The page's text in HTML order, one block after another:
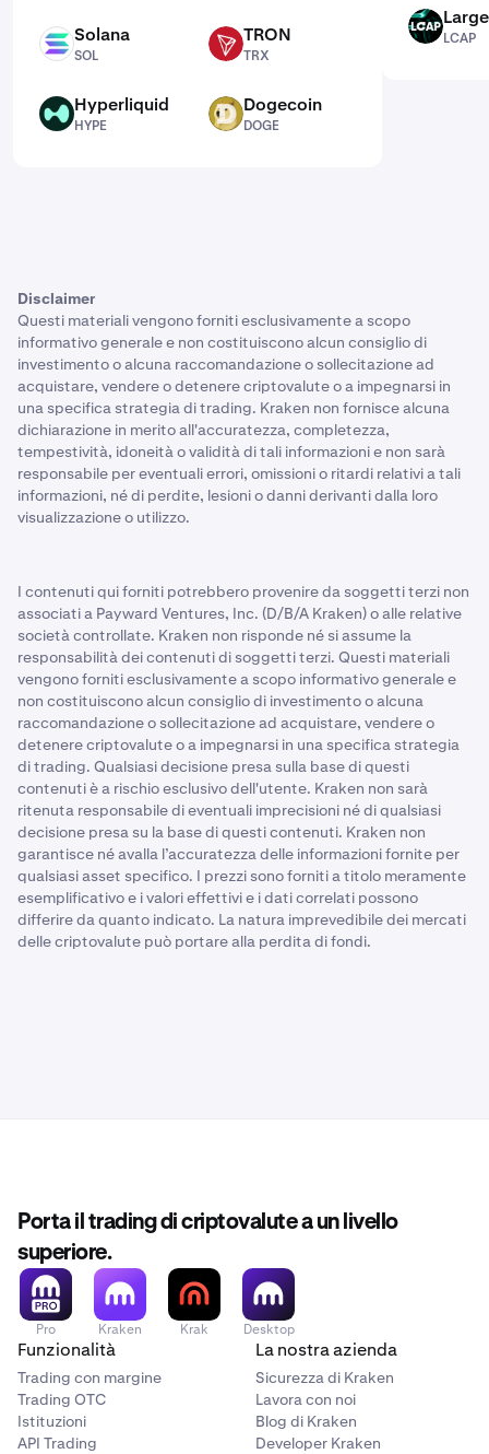
SOL Solana
SOL
TRX TRON
TRX
HYPE Hyperliquid
HYPE
DOGE Dogecoin
DOGE
LCAP
LCAP
Disclaimer
Questi materiali vengono forniti esclusivamente a scopo
informativo generale e non costituiscono alcun consiglio di
investimento o alcuna raccomandazione o sollecitazione ad
acquistare, vendere o detenere criptovalute o a impegnarsi in
una specifica strategia di trading. Kraken non fornisce alcuna
dichiarazione in merito all'accuratezza, completezza,
tempestività, idoneità o validità di tali informazioni e non sarà
responsabile per eventuali errori, omissioni o ritardi relativi a tali
informazioni, né di perdite, lesioni o danni derivanti dalla loro
visualizzazione o utilizzo.
I contenuti qui forniti potrebbero provenire da soggetti terzi non
associati a Payward Ventures, Inc. (D/B/A Kraken) o alle relative
società controllate. Kraken non risponde né si assume la
responsabilità dei contenuti di soggetti terzi. Questi materiali
vengono forniti esclusivamente a scopo informativo generale e
non costituiscono alcun consiglio di investimento o alcuna
raccomandazione o sollecitazione ad acquistare, vendere o
detenere criptovalute o a impegnarsi in una specifica strategia
di trading. Qualsiasi decisione presa sulla base di questi
contenuti è a rischio esclusivo dell'utente. Kraken non sarà
ritenuta responsabile di eventuali imprecisioni né di qualsiasi
decisione presa su la base di questi contenuti. Kraken non
garantisce né avalla l’accuratezza delle informazioni fornite per
qualsiasi asset specifico. I prezzi sono forniti a titolo meramente
esemplificativo e i valori effettivi e i dati correlati possono
differire da quanto indicato. La natura imprevedibile dei mercati
delle criptovalute può portare alla perdita di fondi.
Porta il trading di criptovalute a un livello
superiore.
Pro Kraken Krak Desktop
Funzionalità
Trading con margine
Trading OTC
Istituzioni
API Trading
La nostra azienda
Sicurezza di Kraken
Lavora con noi
Blog di Kraken
Developer Kraken